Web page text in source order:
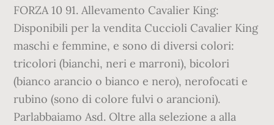
FORZA 10 91. Allevamento Cavalier King:
Disponibili per la vendita Cuccioli Cavalier King
maschi e femmine, e sono di diversi colori:
tricolori (bianchi, neri e marroni), bicolori
(bianco arancio o bianco e nero), nerofocati e
rubino (sono di colore fulvi o arancioni).
Parlabbaiamo Asd. Oltre alla selezione a alla